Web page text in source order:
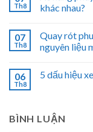
Th8
khác nhau?
07
Th8
Quay rót
nguyên liệu
06
Th8
5 dấu hiệu
BÌNH LUẬN